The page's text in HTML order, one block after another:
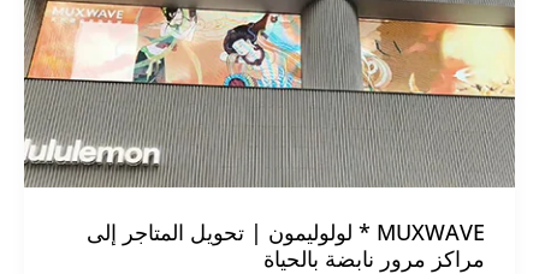
MUXWAVE * لولوليمون | تحويل المتاجر إلى
مراكز مرور نابضة بالحياة